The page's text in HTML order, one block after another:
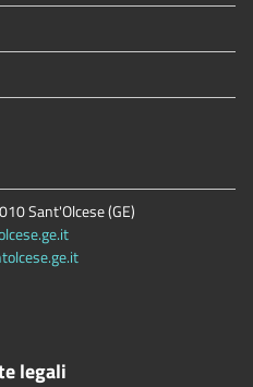
Sant'Olcese (GE)
legali